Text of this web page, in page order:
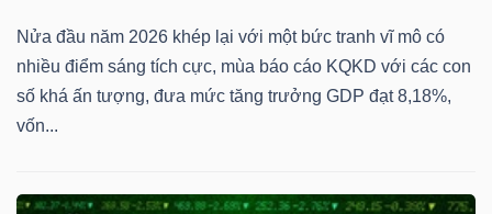
Nửa đầu năm 2026 khép lại với một bức tranh vĩ mô có
nhiều điểm sáng tích cực, mùa báo cáo KQKD với các con
số khá ấn tượng, đưa mức tăng trưởng GDP đạt 8,18%,
vốn...